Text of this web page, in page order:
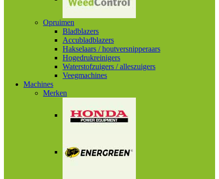
Opruimen
Bladblazers
Accubladblazers
Hakselaars / houtversnipperaars
Hogedrukreinigers
Waterstofzuigers / alleszuigers
Veegmachines
Machines
Merken